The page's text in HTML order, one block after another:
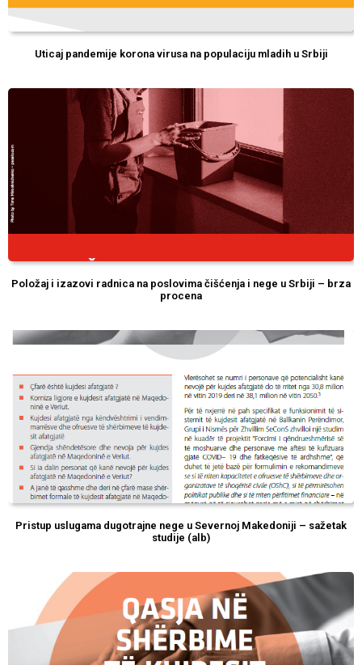
Uticaj pandemije korona virusa na populaciju mladih u Srbiji
Položaj i izazovi radnica na poslovima čišćenja i nege u Srbiji – brza
procena
Pristup uslugama dugotrajne nege u Severnoj Makedoniji – sažetak
studije (alb)